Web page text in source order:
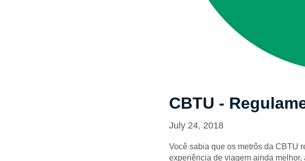
CBTU -
July 24, 2018
Você sabia que os metrôs da CBTU
experiência de viagem ainda